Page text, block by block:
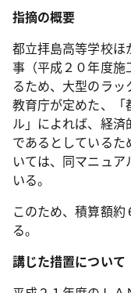
指摘の概要
都立拝島高等学校
事（平成２０年度施
るため、大型のラッ
教育庁が定めた、「
ル」によれば、経
であるとしている
いては、同マニュ
いる。
このため、積算額
る。
講じた措置について